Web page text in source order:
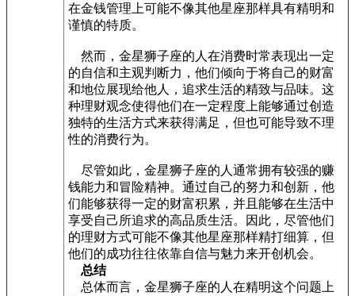
在金钱管理上可能不像其他星座那样具有精明和
谨慎的特质。
然而，金星狮子座的人在消费时常表现出一定
的自信和主观判断力，他们倾向于将自己的财富
和地位展现给他人，追求生活的精致与品味。这
种理财观念使得他们在一定程度上能够通过创造
独特的生活方式来获得满足，但也可能导致不理
性的消费行为。
尽管如此，金星狮子座的人通常拥有较强的赚
钱能力和冒险精神。通过自己的努力和创新，他
们能够获得一定的财富积累，并且能够在生活中
享受自己所追求的高品质生活。因此，尽管他们
的理财方式可能不像其他星座那样精打细算，但
他们的成功往往依靠自信与魅力来开创机会。
总结
总体而言，金星狮子座的人在精明这个问题上